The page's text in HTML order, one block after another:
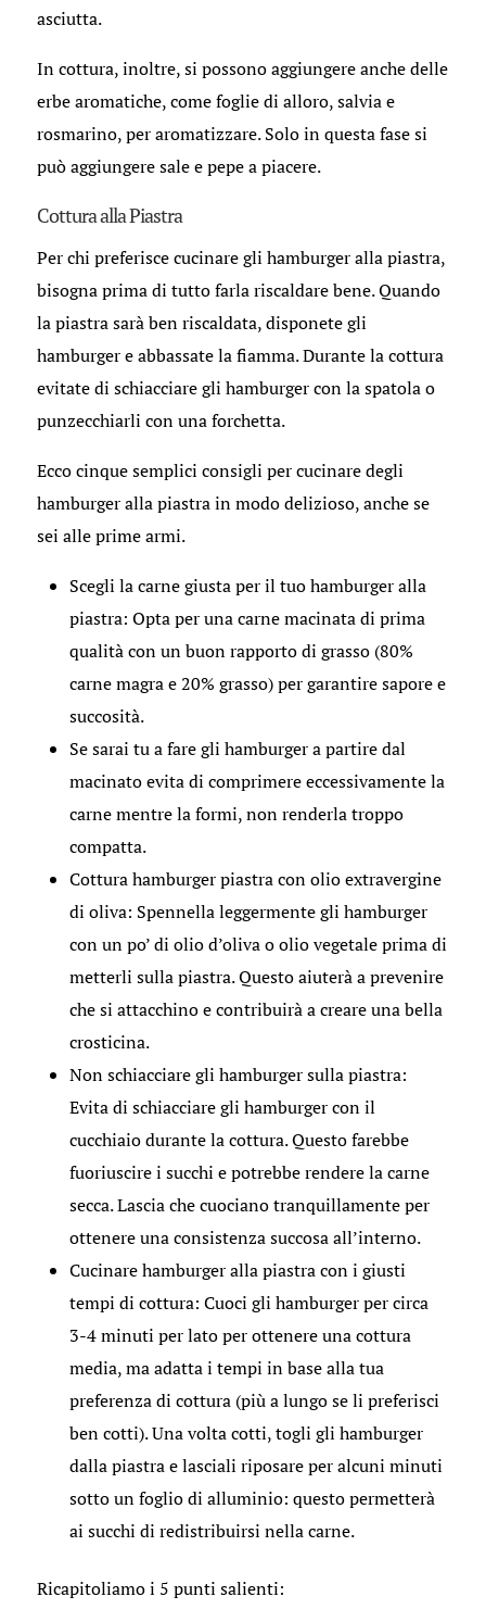
asciutta.
In cottura, inoltre, si possono aggiungere anche delle
erbe aromatiche, come foglie di alloro, salvia e
rosmarino, per aromatizzare. Solo in questa fase si
può aggiungere sale e pepe a piacere.
Cottura alla Piastra
Per chi preferisce cucinare gli hamburger alla piastra,
bisogna prima di tutto farla riscaldare bene. Quando
la piastra sarà ben riscaldata, disponete gli
hamburger e abbassate la fiamma. Durante la cottura
evitate di schiacciare gli hamburger con la spatola o
punzecchiarli con una forchetta.
Ecco cinque semplici consigli per cucinare degli
hamburger alla piastra in modo delizioso, anche se
sei alle prime armi.
Scegli la carne giusta per il tuo hamburger alla
piastra: Opta per una carne macinata di prima
qualità con un buon rapporto di grasso (80%
carne magra e 20% grasso) per garantire sapore e
succosità.
Se sarai tu a fare gli hamburger a partire dal
macinato evita di comprimere eccessivamente la
carne mentre la formi, non renderla troppo
compatta.
Cottura hamburger piastra con olio extravergine
di oliva: Spennella leggermente gli hamburger
con un po’ di olio d’oliva o olio vegetale prima di
metterli sulla piastra. Questo aiuterà a prevenire
che si attacchino e contribuirà a creare una bella
crosticina.
Non schiacciare gli hamburger sulla piastra:
Evita di schiacciare gli hamburger con il
cucchiaio durante la cottura. Questo farebbe
fuoriuscire i succhi e potrebbe rendere la carne
secca. Lascia che cuociano tranquillamente per
ottenere una consistenza succosa all’interno.
Cucinare hamburger alla piastra con i giusti
tempi di cottura: Cuoci gli hamburger per circa
3-4 minuti per lato per ottenere una cottura
media, ma adatta i tempi in base alla tua
preferenza di cottura (più a lungo se li preferisci
ben cotti). Una volta cotti, togli gli hamburger
dalla piastra e lasciali riposare per alcuni minuti
sotto un foglio di alluminio: questo permetterà
ai succhi di redistribuirsi nella carne.
Ricapitoliamo i 5 punti salienti: